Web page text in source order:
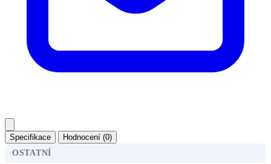
Specifikace
Hodnocení (0)
OSTATNÍ